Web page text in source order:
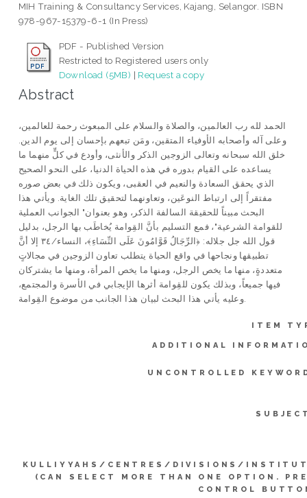
MIH Training & Consultancy Services, Kajang, Selangor. ISBN
978-967-15379-6-1 (In Press)
PDF - Published Version
Restricted to Registered users only
Download (5MB) | Request a copy
Abstract
الحمد لله رب العالمين، والصلاة والسلام على المبعوث رحمة للعالمين،
وعلى آله وأصحابه الأوفياء المتقين، ومَن تبعهم بإحسان إلى يوم الدين.
خلق الله سبحانه وتعالى الزوجين الذكر والأنثى، وأودع في كلٍّ منهما ما
يساعده على القيام بدوره في هذه الحياة الدنيا، على النحو الصحيح
الذي يحقق السعادة والنعيم في العقبى، ويكون ذلك في بعض صوره
مفتقراً إلى ارتباط النوعَين، وتعاونهما لتحقيق تلك الغاية. ويأتي هذا
البحث مبيناً للحقيقة السالفة الذكر، وهو بعنوان" الجوانب العملية
للقوامة الشرعية"، فمع التسليم بأنَّ القِوامة يُخاطَب بها الرجل، بدليل
قول الله جل جلاله: ﴿الرِّجَالُ قَوَّامُونَ عَلَى النِّسَاءِ﴾، النساء/٣٤ إلا أنَّ
تطبيقها ونجاحها في واقع الحياة يتطلب تعاون الزوجين في مجالاتٍ
متعددةٍ، منها ما يخص الرجل، ومنها ما يخص المرأة، ومنها ما يشتركان
فيها جميعاً، وبذلك يكون للقِوامة أثرها الإيجابي في الأسرة والمجتمع،
وعليه يأتي هذا البحث لبيان هذا الجانب من موضوع القِوامة.
ITEM
ADDITIONAL
UNCONTROLLED
KULLIYYAHS/CENTRES/DIVISIONS/
(CAN SELECT MORE THAN ONE OPTION.
CONTROL